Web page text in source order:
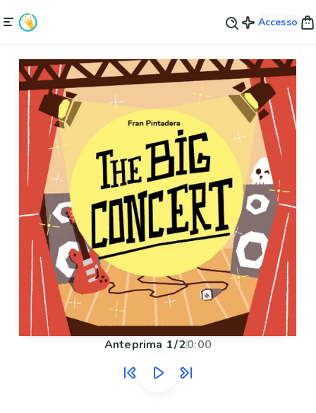
Accesso
Anteprima 1/20:00